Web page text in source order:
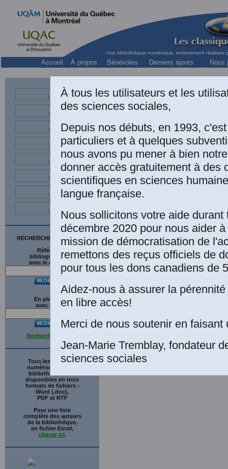
Accueil À propos Bénévoles Derniers ajouts Nous
RECHERCHE SUR LE SITE
Références
bibliographiques
avec le catalogue
En plein texte
avec G gle
Recherche avancée
Tous les ouvrages
numérisés de cette
bibliothèque sont
disponibles en trois
formats de fichiers :
Word (.doc),
PDF et RTF
Pour une liste
complète des auteurs
de la bibliothèque,
en fichier Excel,
cliquer ici.
À tous les utilisateurs et les
des sciences sociales,
Depuis nos débuts, en 1993,
particuliers et à quelques
nous avons pu mener à bien
donner accès gratuitement à des
scientifiques en sciences
langue française.
Nous sollicitons votre aide durant
décembre 2020 pour nous aider
mission de démocratisation de
remettons des reçus officiels de
pour tous les dons canadiens de
Aidez-nous à assurer la
en libre accès!
Merci de nous soutenir en faisant
Jean-Marie Tremblay, fondateur
sciences sociales